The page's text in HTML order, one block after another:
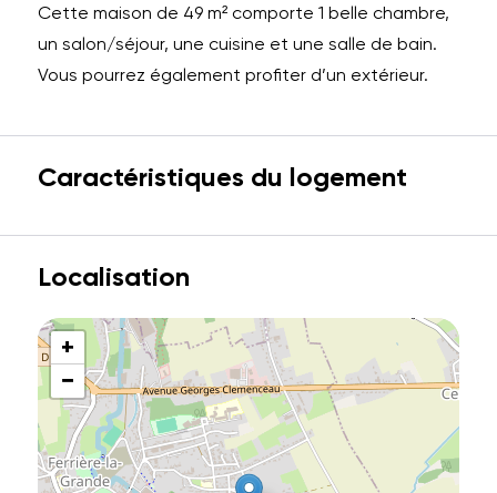
Cette maison de 49 m² comporte 1 belle chambre,
un salon/séjour, une cuisine et une salle de bain.
Vous pourrez également profiter d’un extérieur.
Caractéristiques du logement
Localisation
+
−